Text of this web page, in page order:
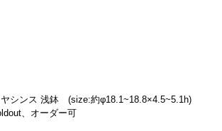
シンス 浅鉢　(size:約φ18.1~18.8×4.5~5.1h)
、オーダー可